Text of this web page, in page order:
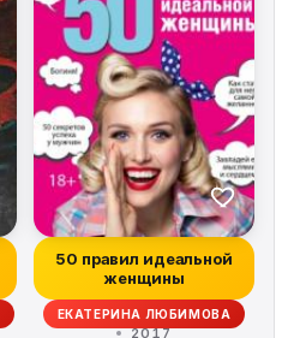
50 правил идеальной
женщины
ЕКАТЕРИНА ЛЮБИМОВА
2017